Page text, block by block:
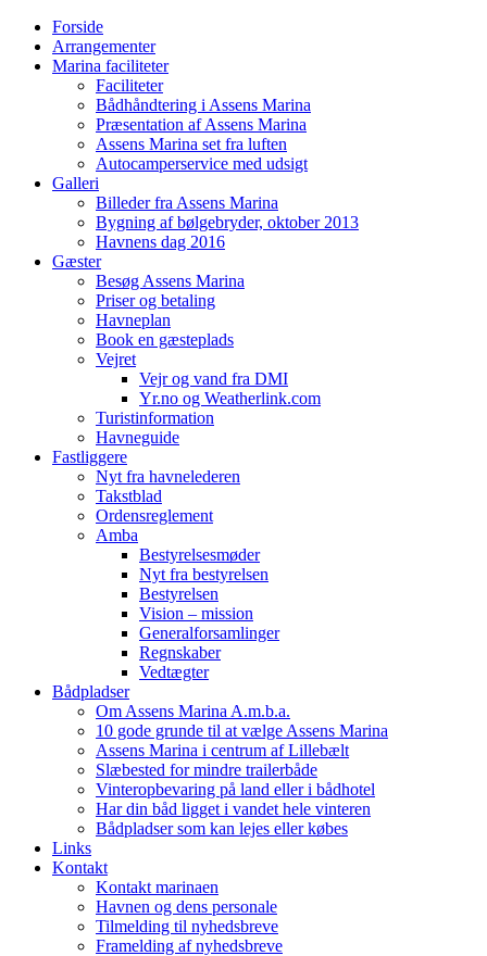
Forside
Arrangementer
Marina faciliteter
Faciliteter
Bådhåndtering i Assens Marina
Præsentation af Assens Marina
Assens Marina set fra luften
Autocamperservice med udsigt
Galleri
Billeder fra Assens Marina
Bygning af bølgebryder, oktober 2013
Havnens dag 2016
Gæster
Besøg Assens Marina
Priser og betaling
Havneplan
Book en gæsteplads
Vejret
Vejr og vand fra DMI
Yr.no og Weatherlink.com
Turistinformation
Havneguide
Fastliggere
Nyt fra havnelederen
Takstblad
Ordensreglement
Amba
Bestyrelsesmøder
Nyt fra bestyrelsen
Bestyrelsen
Vision – mission
Generalforsamlinger
Regnskaber
Vedtægter
Bådpladser
Om Assens Marina A.m.b.a.
10 gode grunde til at vælge Assens Marina
Assens Marina i centrum af Lillebælt
Slæbested for mindre trailerbåde
Vinteropbevaring på land eller i bådhotel
Har din båd ligget i vandet hele vinteren
Bådpladser som kan lejes eller købes
Links
Kontakt
Kontakt marinaen
Havnen og dens personale
Tilmelding til nyhedsbreve
Framelding af nyhedsbreve